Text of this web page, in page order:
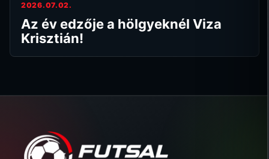
2026.07.02.
Az év edzője a hölgyeknél Viza
Krisztián!